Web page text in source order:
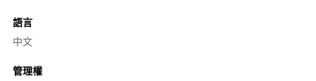
語言
中文
管理權